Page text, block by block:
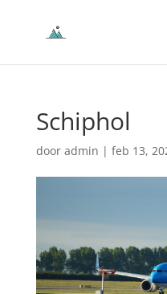
Schiphol
door admin | feb 13,